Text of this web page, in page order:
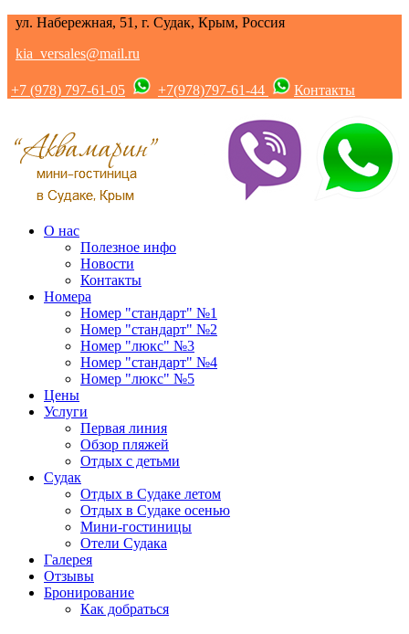
ул. Набережная, 51, г. Судак, Крым, Россия
kia_versales@mail.ru
+7 (978) 797-61-05 +7(978)797-61-44 Контакты
О нас
Полезное инфо
Новости
Контакты
Номера
Номер "стандарт" №1
Номер "стандарт" №2
Номер "люкс" №3
Номер "стандарт" №4
Номер "люкс" №5
Цены
Услуги
Первая линия
Обзор пляжей
Отдых с детьми
Судак
Отдых в Судаке летом
Отдых в Судаке осенью
Мини-гостиницы
Отели Судака
Галерея
Отзывы
Бронирование
Как добраться